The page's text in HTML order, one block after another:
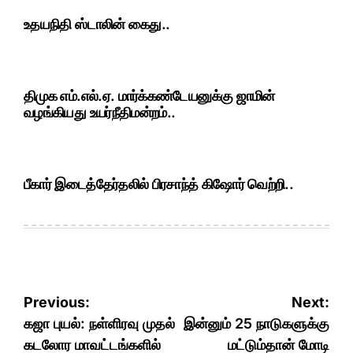
உதயநிதி ஸ்டாலின் கைது..
திமுக எம்.எல்.ஏ. மார்க்கண்டேயனுக்கு ஜாமின்
வழங்கியது உயர்நீதிமன்றம்..
பீகார் இடைத்தேர்தலில் பிரசாந்த் கிஷோர் வெற்றி..
Post
navigation
Previous:
கஜா புயல்: நள்ளிரவு முதல்
கடலோர மாவட்டங்களில்
Next:
இன்னும் 25 நாடுகளுக்கு
மட்டும்தான் மோடி